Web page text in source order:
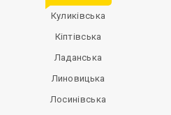
Куликівська
Кіптівська
Ладанська
Линовицька
Лосинівська